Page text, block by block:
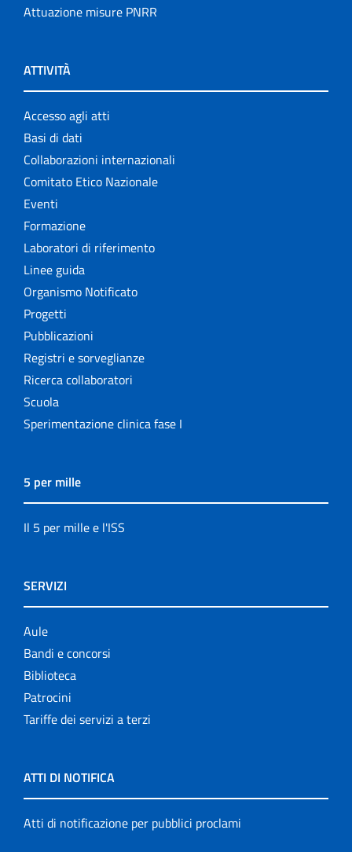
Attuazione misure PNRR
ATTIVITÀ
Accesso agli atti
Basi di dati
Collaborazioni internazionali
Comitato Etico Nazionale
Eventi
Formazione
Laboratori di riferimento
Linee guida
Organismo Notificato
Progetti
Pubblicazioni
Registri e sorveglianze
Ricerca collaboratori
Scuola
Sperimentazione clinica fase I
5 per mille
Il 5 per mille e l'ISS
SERVIZI
Aule
Bandi e concorsi
Biblioteca
Patrocini
Tariffe dei servizi a terzi
ATTI DI NOTIFICA
Atti di notificazione per pubblici proclami